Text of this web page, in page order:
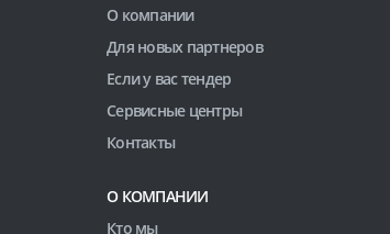
О компании
Для новых партнеров
Если у вас тендер
Сервисные центры
Контакты
О КОМПАНИИ
Кто мы